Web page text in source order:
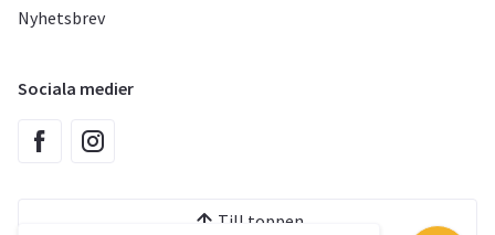
Nyhetsbrev
Sociala medier
Till toppen